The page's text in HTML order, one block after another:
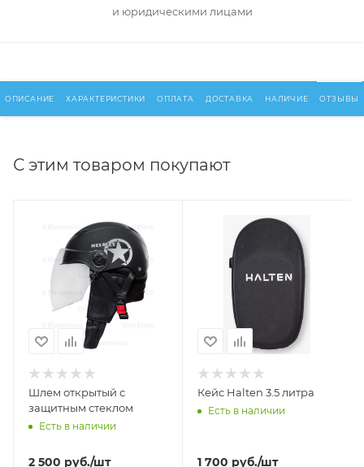
и юридическими лицами
ОПИСАНИЕ ХАРАКТЕРИСТИКИ ОПЛАТА ДОСТАВКА НАЛИЧИЕ ОТЗЫВЫ
С этим товаром покупают
Шлем открытый с
защитным стеклом
Есть в наличии
2 500 руб./шт
Кейс Halten 3.5 литра
Есть в наличии
1 700 руб./шт